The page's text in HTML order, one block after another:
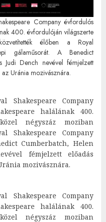
Company évfordulós
400. évfordulóján világszerte
élőben a Royal
gálaműsorát. A Benedict
Judi Dench nevével fémjelzett
Uránia mozivásznára.
Shakespeare Company
halálának 400.
négyszáz moziban
Shakespeare Company
Cumberbatch, Helen
fémjelzett előadás
mozivásznára.
Shakespeare Company
halálának 400.
négyszáz moziban